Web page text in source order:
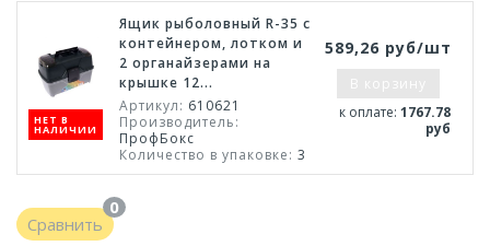
НЕТ В
НАЛИЧИИ
Ящик рыболовный R-35 с
контейнером, лотком и
2 органайзерами на
крышке 12...
Артикул: 610621
Производитель:
ПрофБокс
Количество в упаковке: 3
589,26 руб/шт
В корзину
к оплате: 1767.78
руб
Сравнить
0